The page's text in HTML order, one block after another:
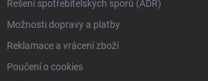
Řešení spotřebitelských sporů (ADR)
Možnosti dopravy a platby
Reklamace a vrácení zboží
Poučení o cookies